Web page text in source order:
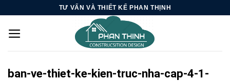
content
TƯ VẤN VÀ THIẾT KẾ PHAN THỊNH
ban-ve-thiet-ke-kien-truc-nha-cap-4-1-